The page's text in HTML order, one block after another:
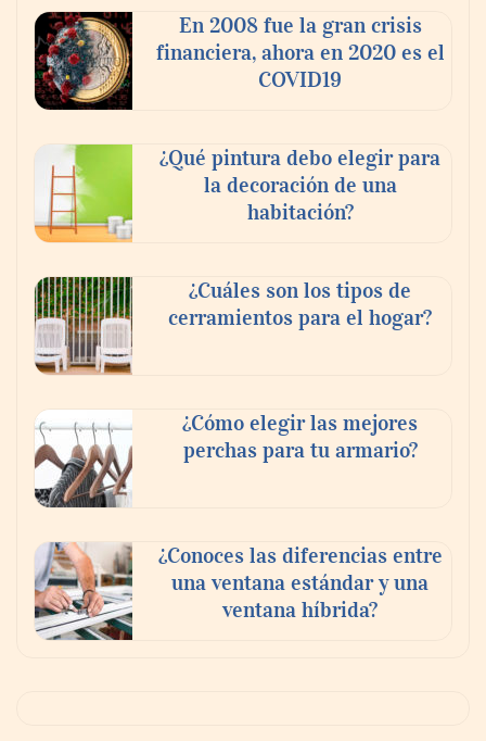
En 2008 fue la gran crisis
financiera, ahora en 2020 es el
COVID19
¿Qué pintura debo elegir para
la decoración de una
habitación?
¿Cuáles son los tipos de
cerramientos para el hogar?
¿Cómo elegir las mejores
perchas para tu armario?
¿Conoces las diferencias entre
una ventana estándar y una
ventana híbrida?